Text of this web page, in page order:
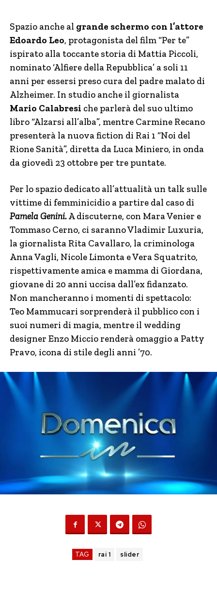
Spazio anche al grande schermo con l’attore
Edoardo Leo, protagonista del film “Per te”
ispirato alla toccante storia di Mattia Piccoli,
nominato ‘Alfiere della Repubblica’ a soli 11
anni per essersi preso cura del padre malato di
Alzheimer. In studio anche il giornalista
Mario Calabresi che parlerà del suo ultimo
libro “Alzarsi all’alba”, mentre Carmine Recano
presenterà la nuova fiction di Rai 1 “Noi del
Rione Sanità”, diretta da Luca Miniero, in onda
da giovedì 23 ottobre per tre puntate.
Per lo spazio dedicato all’attualità un talk sulle
vittime di femminicidio a partire dal caso di
Pamela Genini.A discuterne, con Mara Venier e
Tommaso Cerno, ci saranno Vladimir Luxuria,
la giornalista Rita Cavallaro, la criminologa
Anna Vagli, Nicole Limonta e Vera Squatrito,
rispettivamente amica e mamma di Giordana,
giovane di 20 anni uccisa dall’ex fidanzato.
Non mancheranno i momenti di spettacolo:
Teo Mammucari sorprenderà il pubblico con i
suoi numeri di magia, mentre il wedding
designer Enzo Miccio renderà omaggio a Patty
Pravo, icona di stile degli anni ’70.
TAG rai 1 slider